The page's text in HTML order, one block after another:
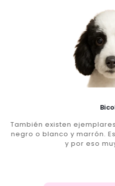
También existen
negro o blanco y marrón.
y por eso